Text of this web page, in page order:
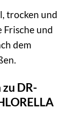
trocken und
Frische und
dem
DR-